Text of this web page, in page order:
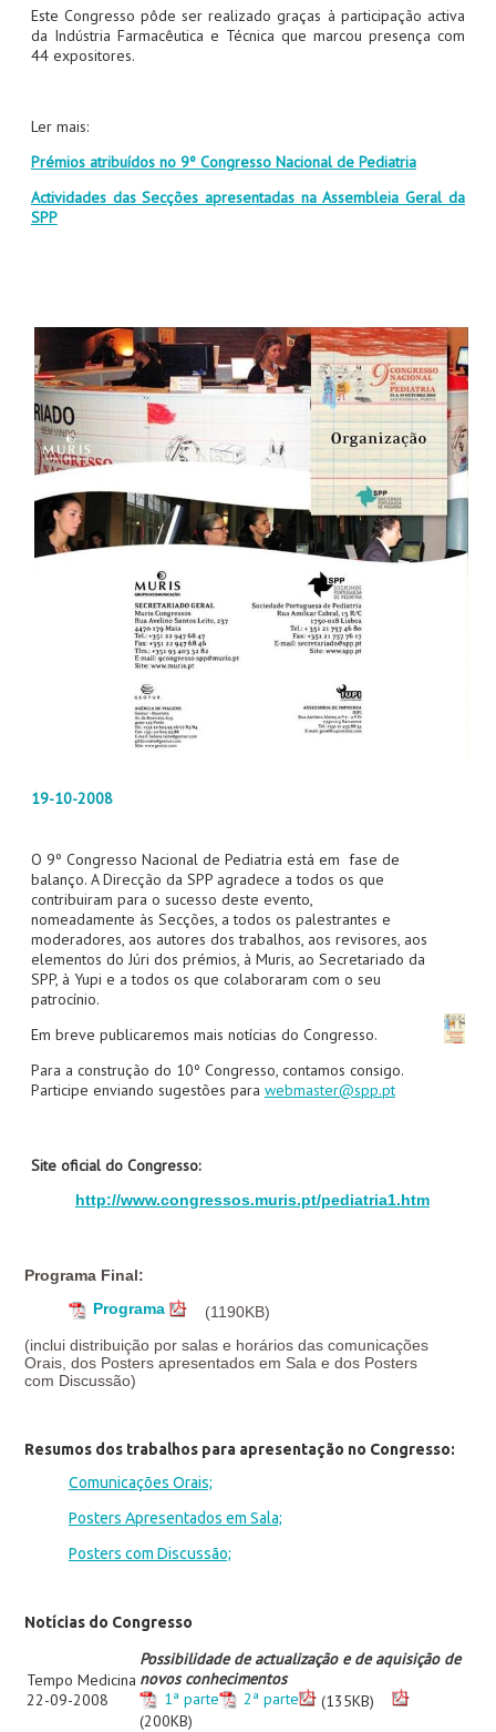
Este Congresso pôde ser realizado graças à participação activa
da Indústria Farmacêutica e Técnica que marcou presença com
44 expositores.
Ler mais:
Prémios atribuídos no 9º Congresso Nacional de Pediatria
Actividades das Secções apresentadas na Assembleia Geral da
SPP
19-10-2008
O 9º Congresso Nacional de Pediatria está em fase de
balanço. A Direcção da SPP agradece a todos os que
contribuiram para o sucesso deste evento,
nomeadamente às Secções, a todos os palestrantes e
moderadores, aos autores dos trabalhos, aos revisores, aos
elementos do Júri dos prémios, à Muris, ao Secretariado da
SPP, à Yupi e a todos os que colaboraram com o seu
patrocínio.
Em breve publicaremos mais notícias do Congresso.
Para a construção do 10º Congresso, contamos consigo.
Participe enviando sugestões para webmaster@spp.pt
Site oficial do Congresso:
http://www.congressos.muris.pt/pediatria1.htm
Programa Final:
Programa
(1190KB)
(inclui distribuição por salas e horários das comunicações
Orais, dos Posters apresentados em Sala e dos Posters
com Discussão)
Resumos dos trabalhos para apresentação no Congresso:
Comunicações Orais;
Posters Apresentados em Sala;
Posters com Discussão;
Notícias do Congresso
Tempo Medicina
22-09-2008
Possibilidade de actualização e de aquisição de
novos conhecimentos
1ª parte
(135KB)
2ª parte
(200KB)